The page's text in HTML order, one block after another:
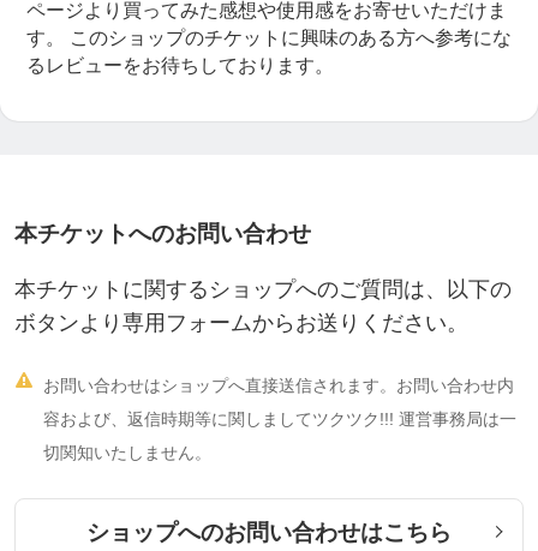
を上げたい
・人間関係のトラブルを何とかしたい
・疲れやすさや健康の悩みを解消したい
・身体のポテンシャルを最大限引き出したい
・スポーツ・運動面で上達したい
ページより買ってみた感想や使用感をお寄せいただけま
す。
このショップのチケットに興味のある方へ参考にな
るレビューをお待ちしております。
本チケットへのお問い合わせ
本チケットに関するショップへのご質問は、以下の
ボタンより専用フォームからお送りください。

お問い合わせはショップへ直接送信されます。お問い合わせ内
容および、返信時期等に関しましてツクツク!!! 運営事務局は一
切関知いたしません。
ショップへのお問い合わせはこちら